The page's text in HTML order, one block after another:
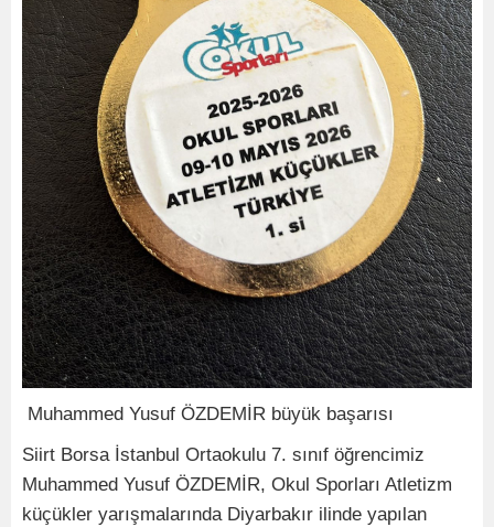
Muhammed Yusuf ÖZDEMİR büyük başarısı
Siirt Borsa İstanbul Ortaokulu 7. sınıf öğrencimiz
Muhammed Yusuf ÖZDEMİR, Okul Sporları Atletizm
küçükler yarışmalarında Diyarbakır ilinde yapılan